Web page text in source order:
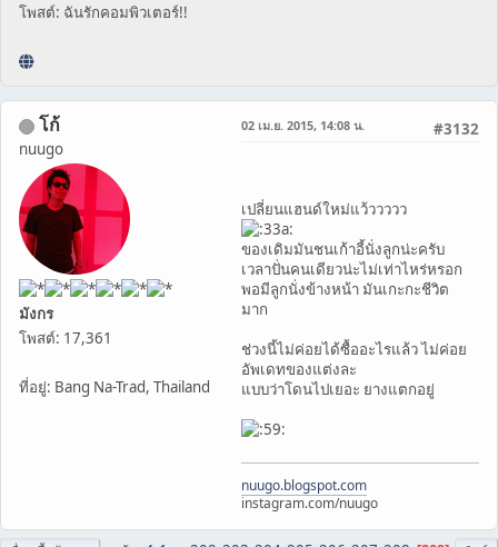
โพสต์: ฉันรักคอมพิวเตอร์!!
โก้
nuugo
มังกร
โพสต์: 17,361
ที่อยู่: Bang Na-Trad, Thailand
#3132
02 เม.ย. 2015, 14:08 น.
เปลี่ยนแฮนด์ใหม่แว้ววววว
ของเดิมมันชนเก้าอี้นั่งลูกน่ะครับ
เวลาปั่นคนเดียวน่ะไม่เท่าไหร่หรอก
พอมีลูกนั่งข้างหน้า มันเกะกะชีวิต
มาก
ช่วงนี้ไม่ค่อยได้ซื้ออะไรแล้ว ไม่ค่อย
อัพเดทของแต่งละ
แบบว่าโดนไปเยอะ ยางแตกอยู่
nuugo.blogspot.com
instagram.com/nuugo